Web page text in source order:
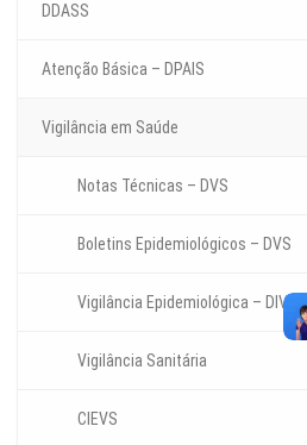
DDASS
Atenção Básica – DPAIS
Vigilância em Saúde
Notas Técnicas – DVS
Boletins Epidemiológicos – DVS
Vigilância Epidemiológica – DIVEP
Vigilância Sanitária
CIEVS